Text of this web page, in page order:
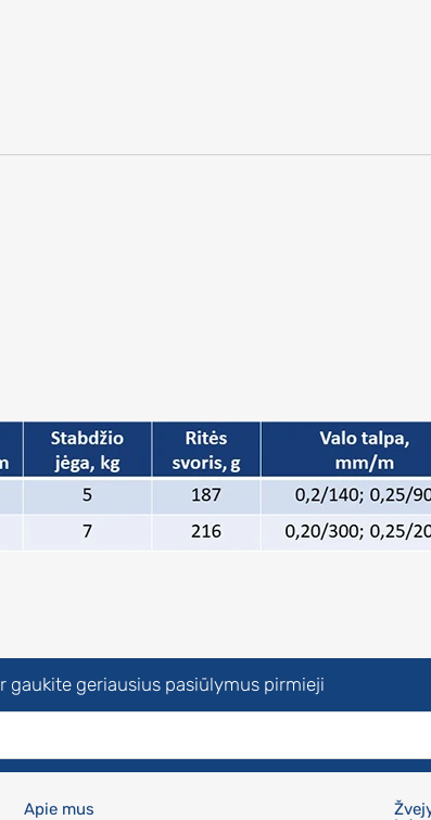
gaukite geriausius pasiūlymus pirmieji
Apie mus